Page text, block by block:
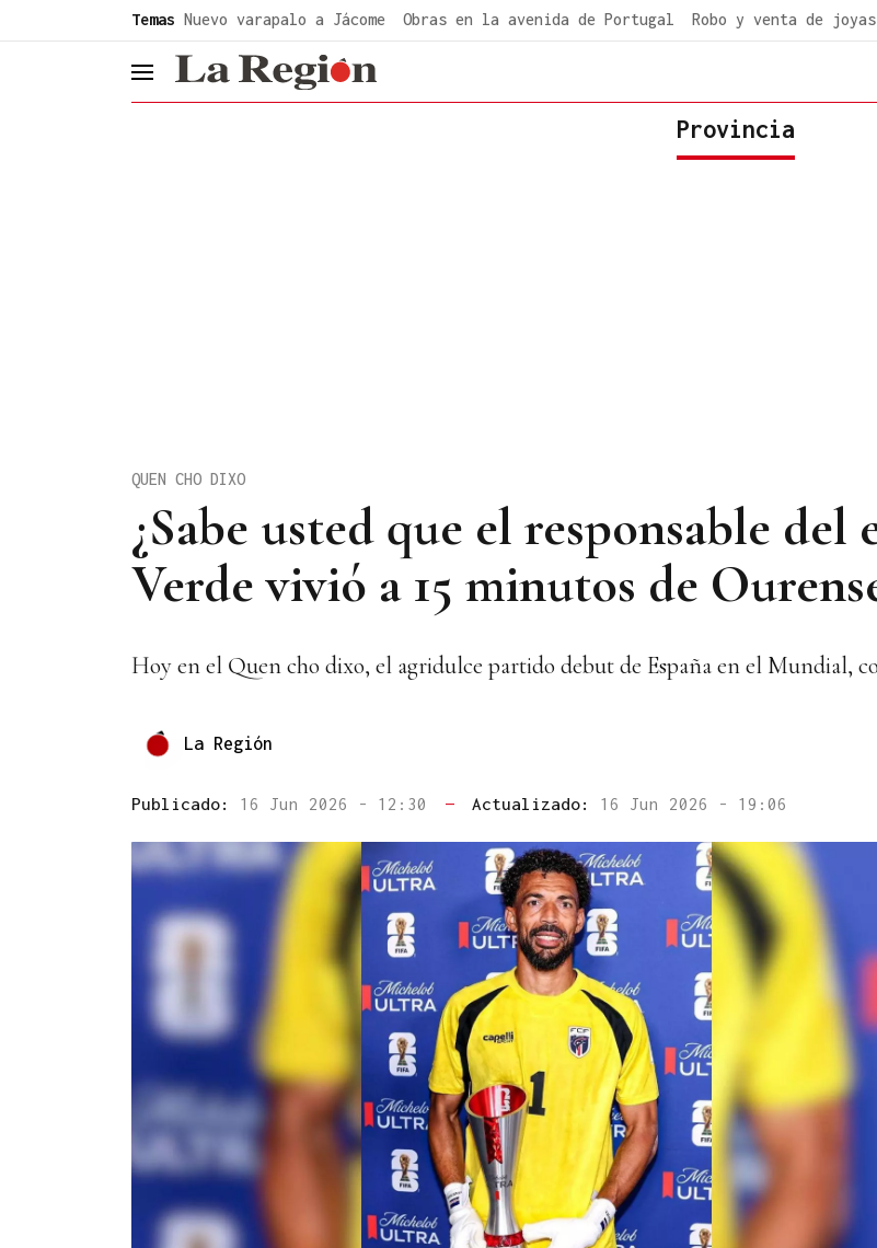
Temas Nuevo varapalo a Jácome Obras en la avenida de Portugal Robo y venta de joyas
header.menu.open
Provincia
¿Sabe usted que el responsable del
Verde vivió a 15 minutos de
QUEN CHO DIXO
Hoy en el Quen cho dixo, el agridulce partido debut de España en el Mundial,
La Región
Publicado: 16 Jun 2026 - 12:30 — Actualizado: 16 Jun 2026 - 19:06